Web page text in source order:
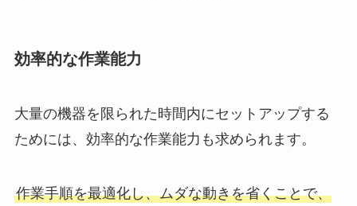
効率的な作業能力
大量の機器を限られた時間内にセットアップする
ためには、効率的な作業能力も求められます。
作業手順を最適化し、ムダな動きを省くことで、